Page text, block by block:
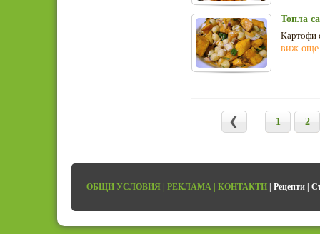
Топла
Картофи
виж още
1 2
ОБЩИ УСЛОВИЯ РЕКЛАМА КОНТАКТИ Рецепти